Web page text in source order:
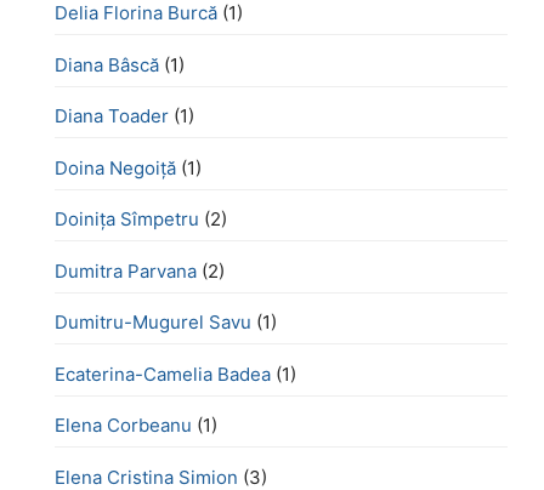
Delia Florina Burcă (1)
Diana Bâscă (1)
Diana Toader (1)
Doina Negoiță (1)
Doinița Sîmpetru (2)
Dumitra Parvana (2)
Dumitru-Mugurel Savu (1)
Ecaterina-Camelia Badea (1)
Elena Corbeanu (1)
Elena Cristina Simion (3)